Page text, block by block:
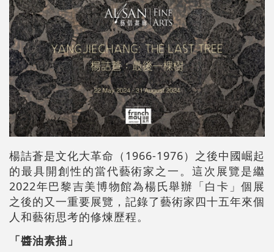
楊詰蒼是文化大革命（1966-1976）之後中國崛起
的最具開創性的當代藝術家之一。這次展覽是繼
2022年巴黎吉美博物館為楊氏舉辦「白卡」個展
之後的又一重要展覽，記錄了藝術家四十五年來個
人和藝術思考的修煉歷程。
「醬油素描」